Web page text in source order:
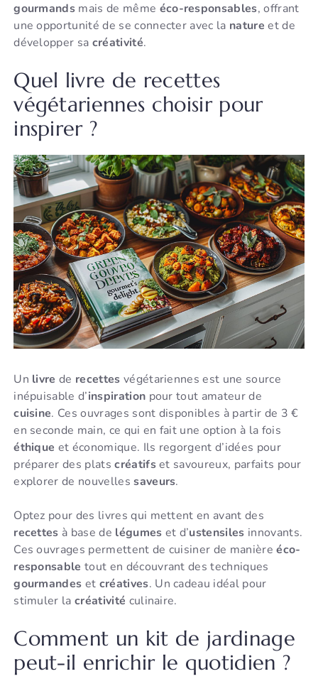
gourmands mais de même éco-responsables, offrant
une opportunité de se connecter avec la nature et de
développer sa créativité.
Quel livre de recettes
végétariennes choisir pour
inspirer ?
Un livre de recettes végétariennes est une source
inépuisable d’inspiration pour tout amateur de
cuisine. Ces ouvrages sont disponibles à partir de 3 €
en seconde main, ce qui en fait une option à la fois
éthique et économique. Ils regorgent d’idées pour
préparer des platscréatifset savoureux, parfaits pour
explorer de nouvellessaveurs.
Optez pour des livres qui mettent en avant des
recettes à base de légumes et d’ustensiles innovants.
Ces ouvrages permettent de cuisiner de manièreéco-
responsable tout en découvrant des techniques
gourmandes et créatives. Un cadeau idéal pour
stimuler lacréativité culinaire.
Comment un kit de jardinage
peut-il enrichir le quotidien ?